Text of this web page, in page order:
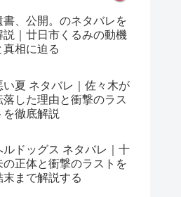
書、公開。のネタバレを
説｜廿日市くるみの動機
真相に迫る
い夏 ネタバレ｜佐々木が
落した理由と衝撃のラス
を徹底解説
ルドッグス ネタバレ｜十
の正体と衝撃のラストを
末まで解説する